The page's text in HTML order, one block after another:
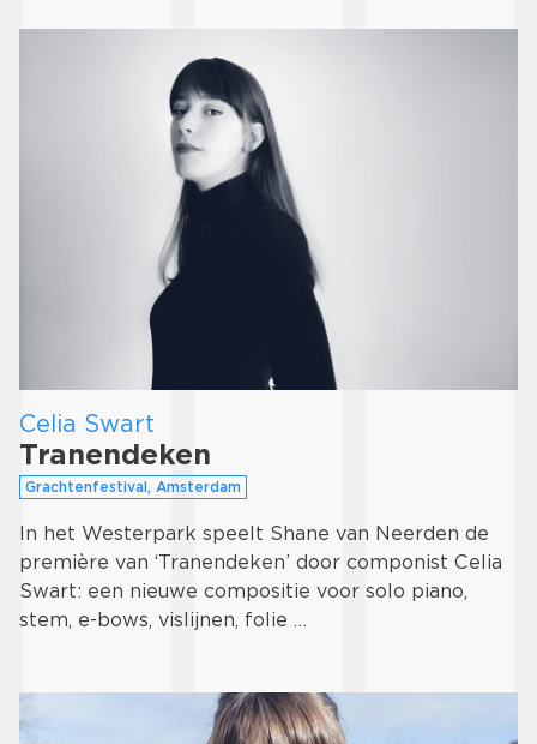
Celia Swart
Tranendeken
Grachtenfestival, Amsterdam
In het Westerpark speelt Shane van Neerden de
première van ‘Tranendeken’ door componist Celia
Swart: een nieuwe compositie voor solo piano,
stem, e-bows, vislijnen, folie …